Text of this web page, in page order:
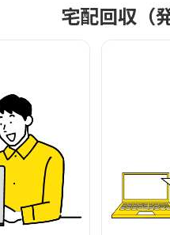
宅配回収（